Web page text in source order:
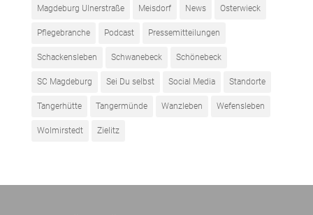
Magdeburg Ulnerstraße Meisdorf News Osterwieck
Pflegebranche Podcast Pressemitteilungen
Schackensleben Schwanebeck Schönebeck
SC Magdeburg Sei Du selbst Social Media Standorte
Tangerhütte Tangermünde Wanzleben Wefensleben
Wolmirstedt Zielitz